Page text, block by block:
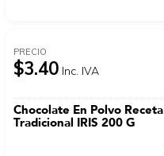
PRECIO
$3.40 Inc. IVA
Chocolate En Polvo Receta
Tradicional IRIS 200 G